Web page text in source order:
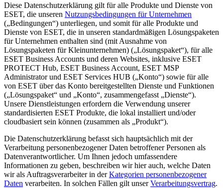
Diese Datenschutzerklärung gilt für alle Produkte und Dienste von
ESET, die unseren Nutzungsbedingungen für Unternehmen
(„Bedingungen“) unterliegen, und somit für alle Produkte und
Dienste von ESET, die in unseren standardmäßigen Lösungspaketen
für Unternehmen enthalten sind (mit Ausnahme von
Lösungspaketen für Kleinunternehmen) („Lösungspaket“), für alle
ESET Business Accounts und deren Websites, inklusive ESET
PROTECT Hub, ESET Business Account, ESET MSP
Administrator und ESET Services HUB („Konto“) sowie für alle
von ESET über das Konto bereitgestellten Dienste und Funktionen
(„Lösungspaket“ und „Konto“, zusammengefasst „Dienste“).
Unsere Dienstleistungen erfordern die Verwendung unserer
standardisierten ESET Produkte, die lokal installiert und/oder
cloudbasiert sein können (zusammen als „Produkt“).
Die Datenschutzerklärung befasst sich hauptsächlich mit der
Verarbeitung personenbezogener Daten betroffener Personen als
Datenverantwortlicher. Um Ihnen jedoch umfassendere
Informationen zu geben, beschreiben wir hier auch, welche Daten
wir als Auftragsverarbeiter in derKategorien personenbezogener
Daten verarbeiten. In solchen Fällen gilt unserVerarbeitungsvertrag.